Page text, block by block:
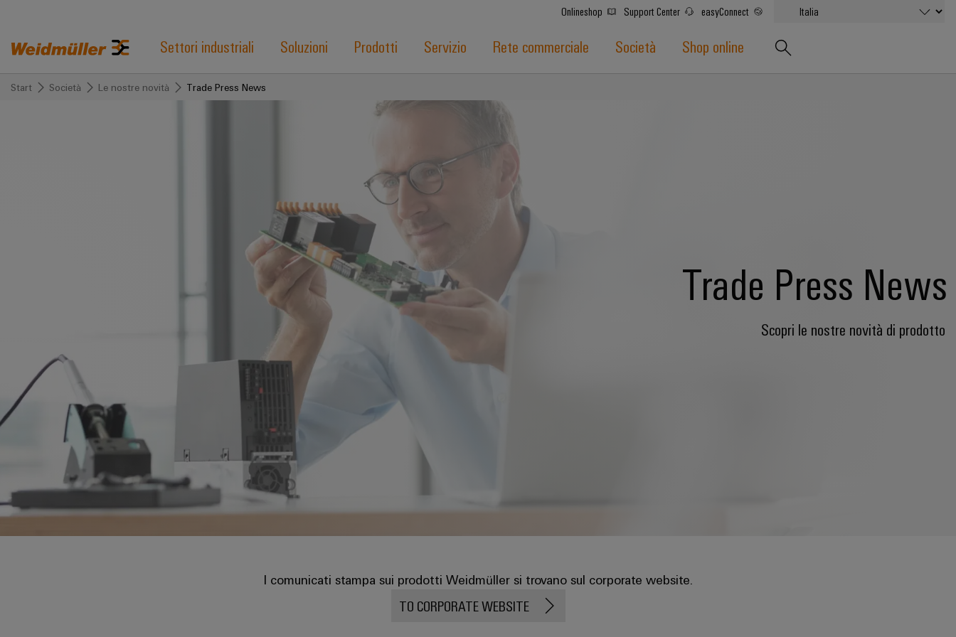
Onlineshop Support Center easyConnect
Settori industriali Soluzioni Prodotti Servizio Rete commerciale Società Shop online
Start Società Le nostre novità Trade Press News
Trade Press News
Scopri le nostre novità di prodotto
I comunicati stampa sui prodotti Weidmüller si trovano sul corporate website.
TO CORPORATE WEBSITE